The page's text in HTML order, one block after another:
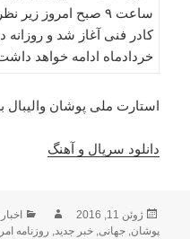
ساعت ۹ صبح امروز
خردادماه ادامه خواهد
استارت ملی پوشان والیبال
دانلود سریال و آهنگ
ارسال
شده
ژوئن 11, 2016 نویسنده
پوشان ,جهانی ,خبر جدید روزنامه